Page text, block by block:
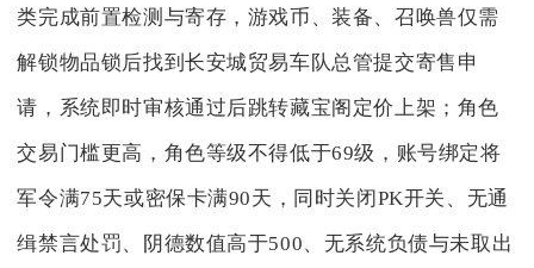
类完成前置检测与寄存，游戏币、装备、召唤兽仅需
解锁物品锁后找到长安城贸易车队总管提交寄售申
请，系统即时审核通过后跳转藏宝阁定价上架；角色
交易门槛更高，角色等级不得低于69级，账号绑定将
军令满75天或密保卡满90天，同时关闭PK开关、无通
缉禁言处罚、阴德数值高于500、无系统负债与未取出